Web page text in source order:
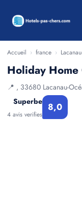
Accueil › france ›
Holiday
📍 , 33680 Lacanau-
Superbe
4 avis verifies
8,0